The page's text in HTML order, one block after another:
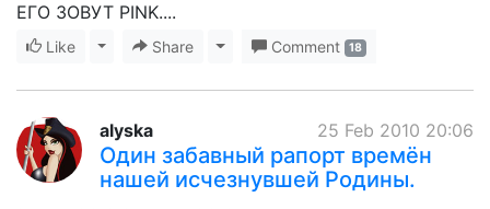
ЕГО ЗОВУТ PINK....
Like Toggle Dropdown
Share Toggle Dropdown
Comment 18
25 Feb 2010 20:06
alyska
Один забавный рапорт времён
нашей исчезнувшей Родины.